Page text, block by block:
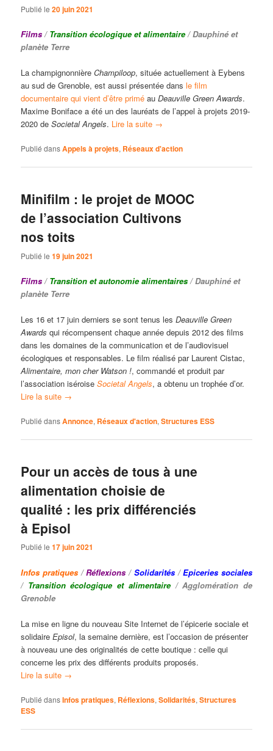
Publié le20 juin 2021
Films / Transition écologique et alimentaire/ Dauphiné et
planète Terre
La champignonnièreChampiloop, située actuellement à Eybens
au sud de Grenoble, est aussi présentée dansle film
documentaire qui vient d’être primé auDeauville Green Awards.
Maxime Boniface a été un des lauréats de l’appel à projets 2019-
2020 deSocietal Angels. Lire la suite →
Publié dansAppels à projets, Réseaux d'action
Minifilm : le projet de MOOC
de l’association Cultivons
nos toits
Publié le19 juin 2021
Films/ Transition et autonomie alimentaires / Dauphiné et
planète Terre
Les 16 et 17 juin derniers se sont tenus les Deauville Green
Awards qui récompensent chaque année depuis 2012 des films
dans les domaines de la communication et de l’audiovisuel
écologiques et responsables. Le film réalisé par Laurent Cistac,
Alimentaire, mon cher Watson !, commandé et produit par
l’association iséroiseSocietal Angels, a obtenu un trophée d’or.
Lire la suite →
Publié dansAnnonce, Réseaux d'action,Structures ESS
Pour un accès de tous à une
alimentation choisie de
qualité : les prix différenciés
à Episol
Publié le17 juin 2021
Infos pratiques/Réflexions / Solidarités/Epiceries sociales
/ Transition écologique et alimentaire/ Agglomération de
Grenoble
La mise en ligne du nouveau Site Internet de l’épicerie sociale et
solidaireEpisol, la semaine dernière, est l’occasion de présenter
à nouveau une des originalités de cette boutique : celle qui
concerne les prix des différents produits proposés.
Lire la suite →
Publié dansInfos pratiques, Réflexions,Solidarités,Structures
ESS